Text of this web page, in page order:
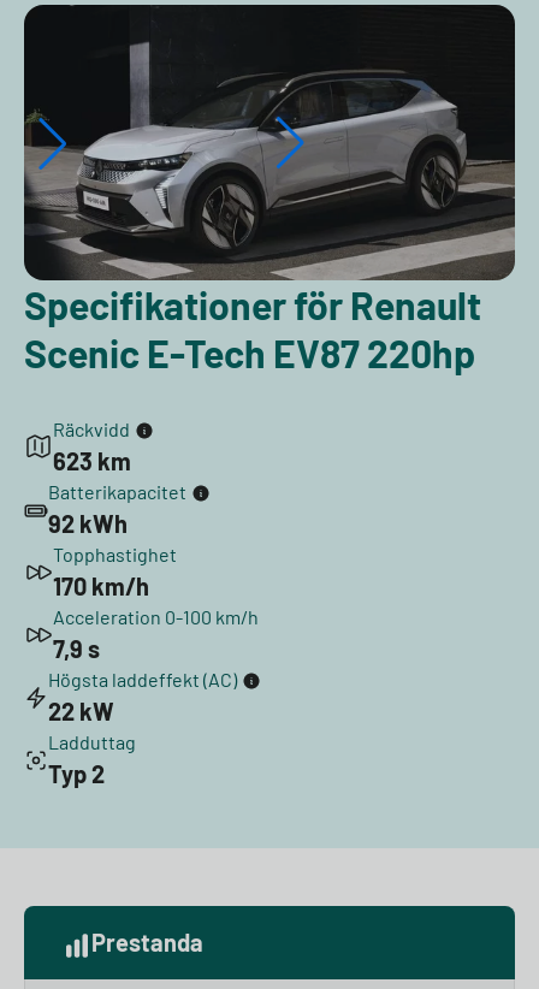
Specifikationer för Renault
Scenic E-Tech EV87 220hp
Räckvidd
623 km
Batterikapacitet
92 kWh
Topphastighet
170 km/h
Acceleration 0-100 km/h
7,9 s
Högsta laddeffekt (AC)
22 kW
Ladduttag
Typ 2
Prestanda